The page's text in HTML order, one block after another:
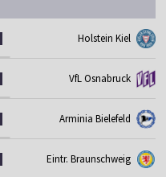
Holstein Kiel
VfL Osnabruck
Arminia Bielefeld
Eintr. Braunschweig